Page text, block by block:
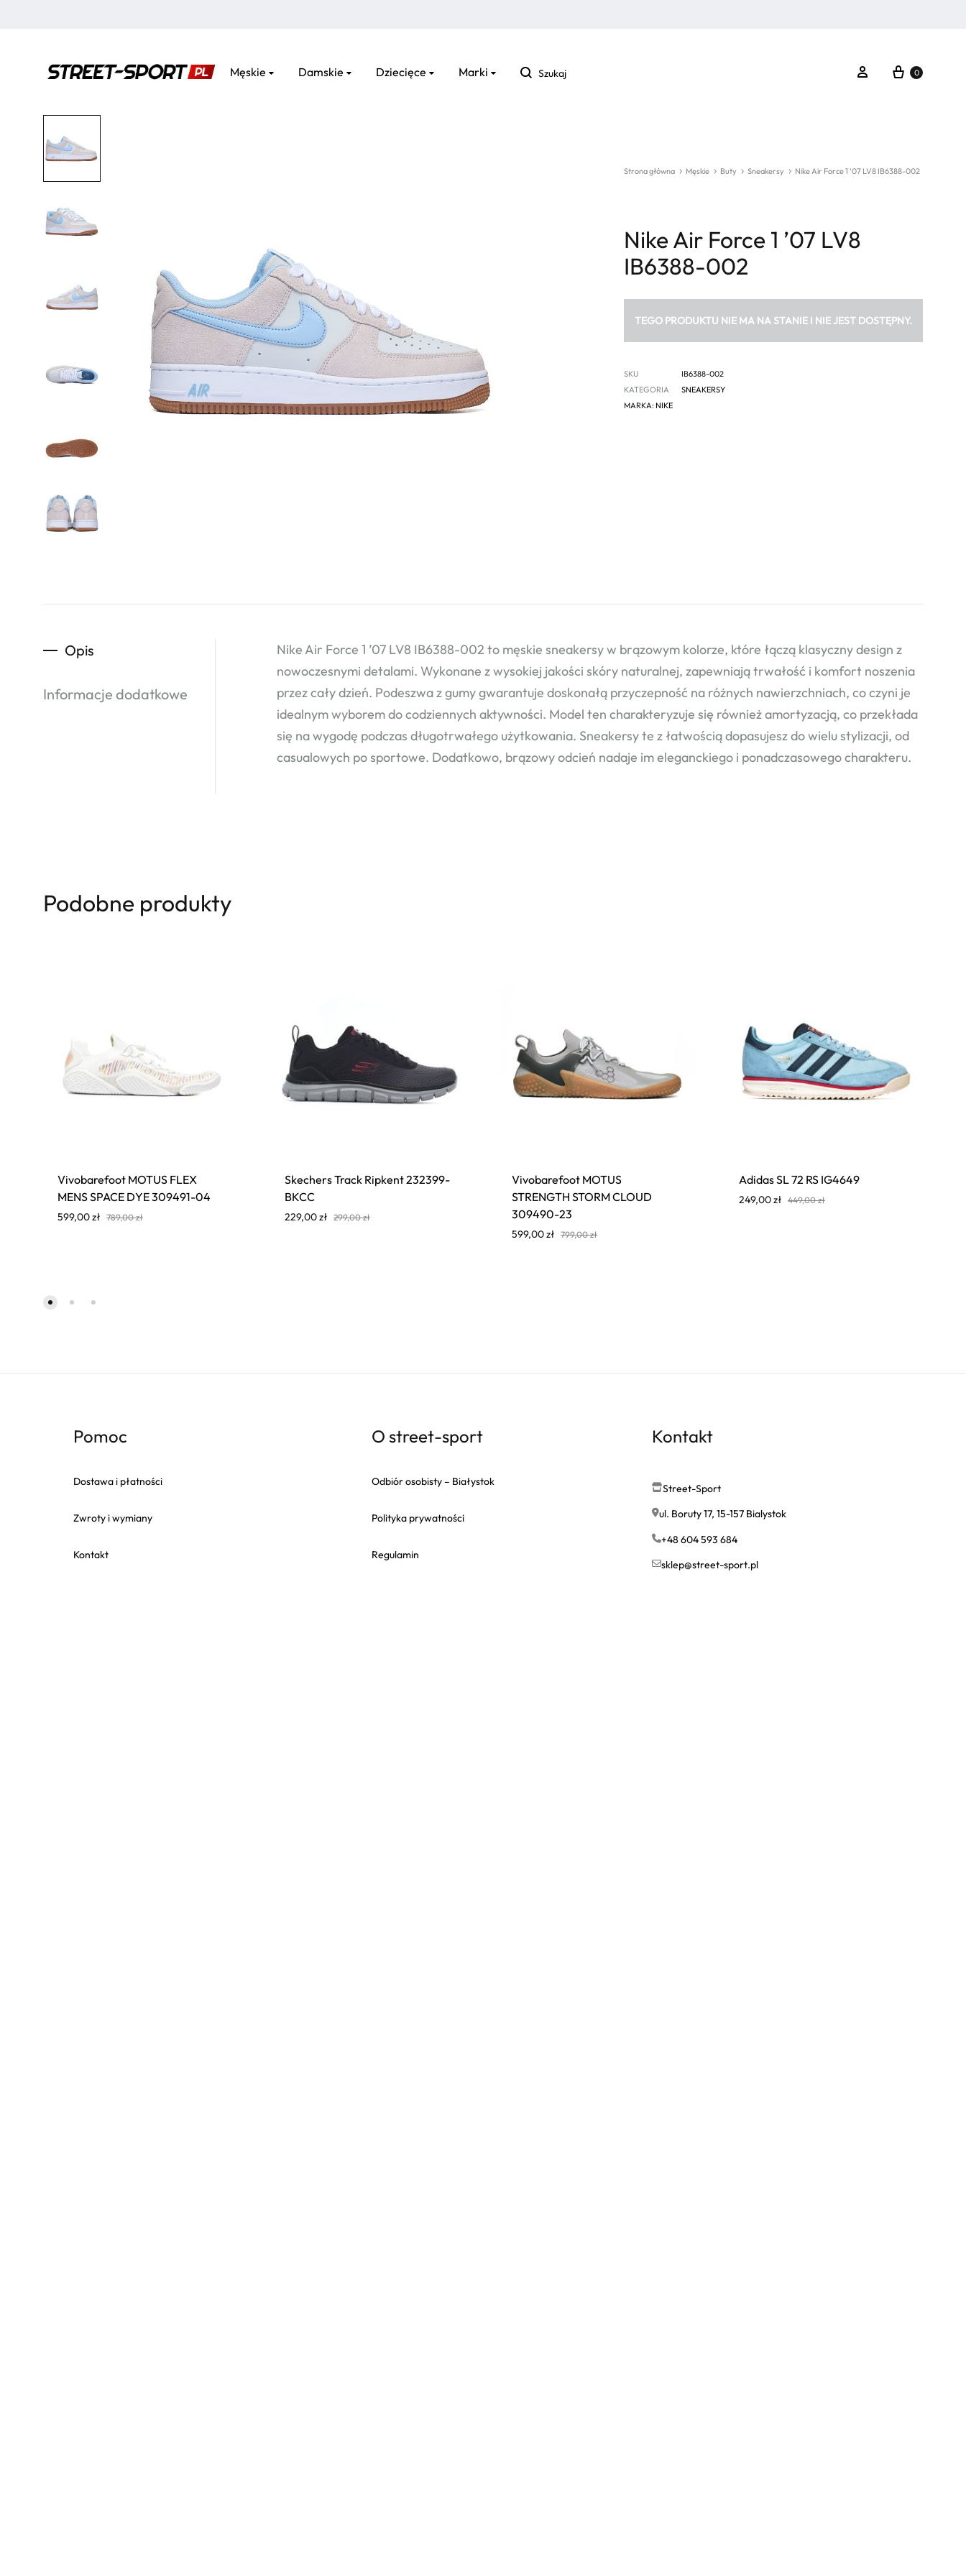
sport.pl
Męskie Damskie Dziecięce Marki Szukaj Zaloguj sięKoszyk
0
Strona główna Męskie Buty Sneakersy Nike Air Force 1 ’07 LV8 IB6388-002
Nike Air Force 1 ’07 LV8
IB6388-002
TEGO PRODUKTU NIE MA NA STANIE I NIE JEST DOSTĘPNY.
SKU
IB6388-002
KATEGORIA
SNEAKERSY
MARKA: NIKE
Opis
Informacje dodatkowe
Nike Air Force 1 ’07 LV8 IB6388-002 to męskie sneakersy w brązowym kolorze, które łączą klasyczny design z
nowoczesnymi detalami. Wykonane z wysokiej jakości skóry naturalnej, zapewniają trwałość i komfort noszenia
przez cały dzień. Podeszwa z gumy gwarantuje doskonałą przyczepność na różnych nawierzchniach, co czyni je
idealnym wyborem do codziennych aktywności. Model ten charakteryzuje się również amortyzacją, co przekłada
się na wygodę podczas długotrwałego użytkowania. Sneakersy te z łatwością dopasujesz do wielu stylizacji, od
casualowych po sportowe. Dodatkowo, brązowy odcień nadaje im eleganckiego i ponadczasowego charakteru.
Podobne produkty
Vivobarefoot MOTUS FLEX
MENS SPACE DYE 309491-04
599,00zł 789,00zł
Skechers Track Ripkent 232399-
BKCC
229,00zł 299,00zł
Vivobarefoot MOTUS
STRENGTH STORM CLOUD
309490-23
599,00zł 799,00zł
Adidas SL 72 RS IG4649
249,00zł 449,00zł
Pomoc
Dostawa i płatności
Zwroty i wymiany
Kontakt
O street-sport
Odbiór osobisty – Białystok
Polityka prywatności
Regulamin
Kontakt
Street-Sport
ul. Boruty 17, 15-157 Bialystok
+48 604 593 684
sklep@street-sport.pl